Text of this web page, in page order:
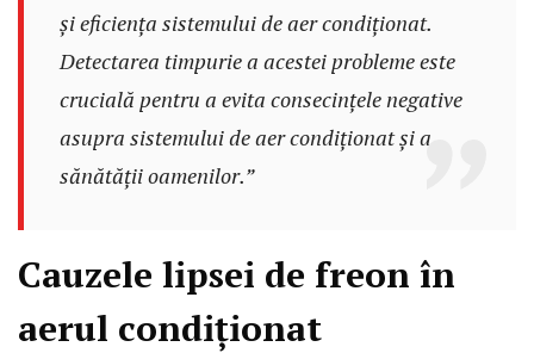
și eficiența sistemului de aer condiționat.
Detectarea timpurie a acestei probleme este
crucială pentru a evita consecințele negative
asupra sistemului de aer condiționat și a
sănătății oamenilor.”
Cauzele lipsei de freon în
aerul condiționat